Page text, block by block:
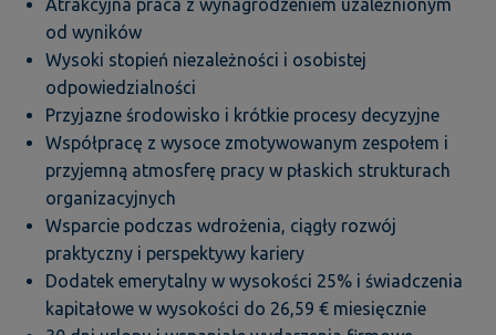
od wyników
Wysoki stopień niezależności i osobistej
odpowiedzialności
Przyjazne środowisko i krótkie procesy decyzyjne
Współpracę z wysoce zmotywowanym zespołem i
przyjemną atmosferę pracy w płaskich strukturach
organizacyjnych
Wsparcie podczas wdrożenia, ciągły rozwój
praktyczny i perspektywy kariery
Dodatek emerytalny w wysokości 25% i świadczenia
kapitałowe w wysokości do 26,59 € miesięcznie